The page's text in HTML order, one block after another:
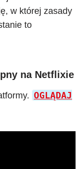
w której zasady
to
na Netflixie
OGLĄDAJ